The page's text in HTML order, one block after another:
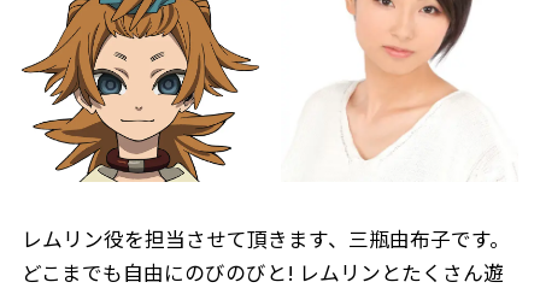
レムリン役を担当させて頂きます、三瓶由布子です。
どこまでも自由にのびのびと! レムリンとたくさん遊